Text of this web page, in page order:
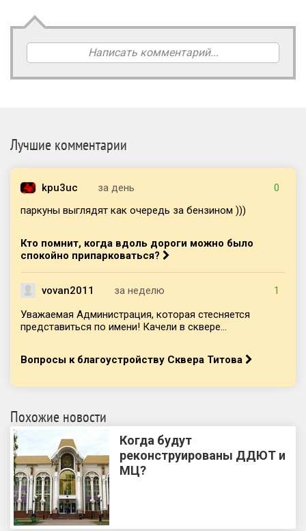
Написать комментарий...
Лучшие комментарии
kpu3uc за день
0
паркуны выглядят как очередь за бензином )))
Кто помнит, когда вдоль дороги можно было
спокойно припарковаться?
vovan2011 за неделю
1
Уважаемая Администрация, которая стесняется
представиться по имени! Качели в сквере...
Вопросы к благоустройству Сквера Титова
Похожие новости
Когда будут
реконструированы ДДЮТ и
МЦ?